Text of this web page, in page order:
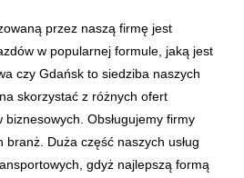
przez naszą firmę jest
w popularnej formule, jaką jest
czy Gdańsk to siedziba naszych
skorzystać z różnych ofert
Obsługujemy firmy
Duża część naszych usług
gdyż najlepszą formą